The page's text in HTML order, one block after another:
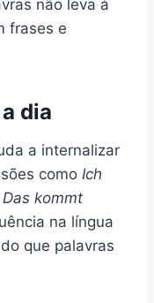
não leva à
frases e
dia
a internalizar
como Ich
Das kommt
na língua
que palavras